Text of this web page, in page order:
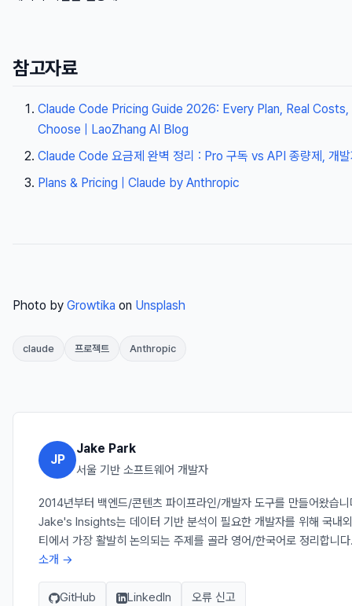
참고자료
Claude Code Pricing Guide 2026: Every Plan, Real
Choose | LaoZhang AI Blog
Claude Code 요금제 완벽 정리 : Pro 구독 vs API 종량제, 개
Plans & Pricing | Claude by Anthropic
Photo by Growtika on Unsplash
claude 프로젝트 Anthropic
JP
Jake Park
서울 기반 소프트웨어 개발자
2014년부터 백엔드/콘텐츠 파이프라인/개발자 도구를 만들어왔습
Jake's Insights는 데이터 기반 분석이 필요한 개발자를 위해 국내
티에서 가장 활발히 논의되는 주제를 골라 영어/한국어로 정리합니
소개 →
GitHub LinkedIn 오류 신고